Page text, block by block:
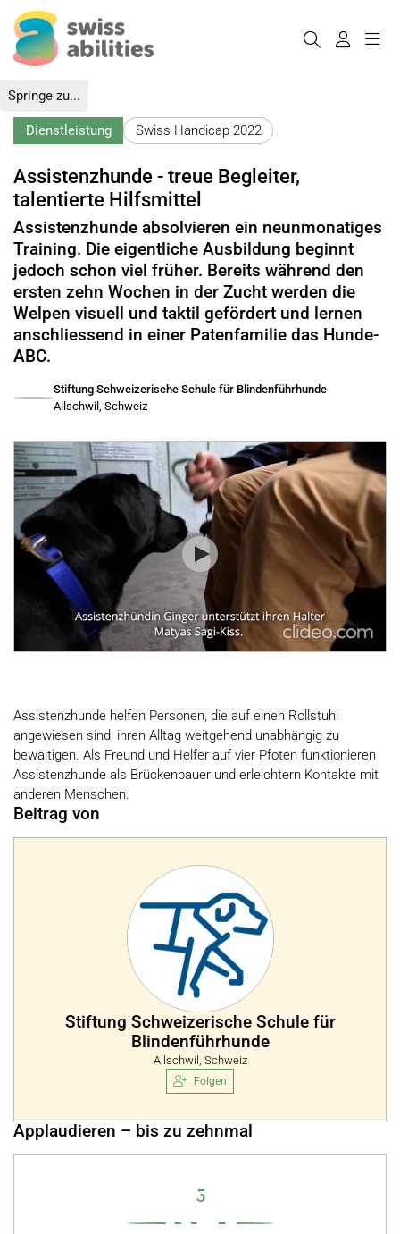
Springe zu...
Dienstleistung Swiss Handicap 2022
Assistenzhunde - treue Begleiter,
talentierte Hilfsmittel
Assistenzhunde absolvieren ein neunmonatiges
Training. Die eigentliche Ausbildung beginnt
jedoch schon viel früher. Bereits während den
ersten zehn Wochen in der Zucht werden die
Welpen visuell und taktil gefördert und lernen
anschliessend in einer Patenfamilie das Hunde-
ABC.
Stiftung Schweizerische Schule für Blindenführhunde
Allschwil, Schweiz
Assistenzhunde helfen Personen, die auf einen Rollstuhl
angewiesen sind, ihren Alltag weitgehend unabhängig zu
bewältigen. Als Freund und Helfer auf vier Pfoten funktionieren
Assistenzhunde als Brückenbauer und erleichtern Kontakte mit
anderen Menschen.
Beitrag von
Stiftung Schweizerische Schule für
Blindenführhunde
Allschwil, Schweiz
Folgen
Applaudieren – bis zu zehnmal
5